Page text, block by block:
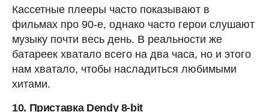
Кассетные плееры часто показывают в
фильмах про 90-е, однако часто герои слушают
музыку почти весь день. В реальности же
батареек хватало всего на два часа, но и этого
нам хватало, чтобы насладиться любимыми
хитами.
10. Приставка Dendy 8-bit